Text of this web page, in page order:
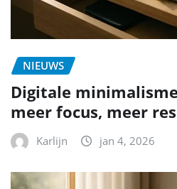
NIEUWS
Digitale
meer focus, meer
Karlijn jan 4, 2026